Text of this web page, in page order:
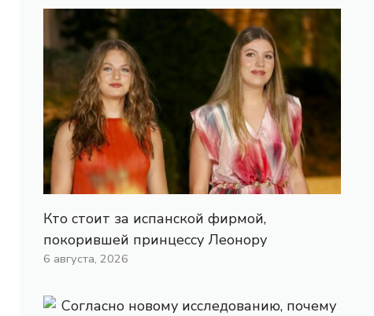
Кто стоит за испанской фирмой,
покорившей принцессу Леонору
6 августа, 2026